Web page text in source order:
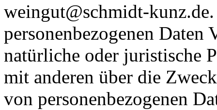
weingut@schmidt-
personenbezogenen
natürliche oder juristische
mit anderen über die
von personenbezogenen